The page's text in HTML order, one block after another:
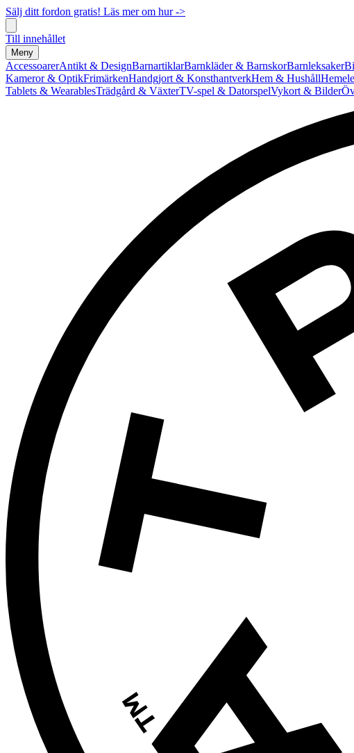
Sälj ditt fordon gratis! Läs mer om hur ->
Till innehållet
Meny
AccessoarerAntikt & DesignBarnartiklarBarnkläder & BarnskorBarnleksaker
Kameror & OptikFrimärkenHandgjort & KonsthantverkHem & Hushåll
Tablets & WearablesTrädgård & VäxterTV-spel & DatorspelVykort & Bilder